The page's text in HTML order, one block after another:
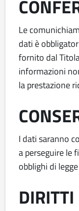
Le
dati è
fornito dal
informazioni
la prestazione
I dati saranno
a perseguire le
obblighi di